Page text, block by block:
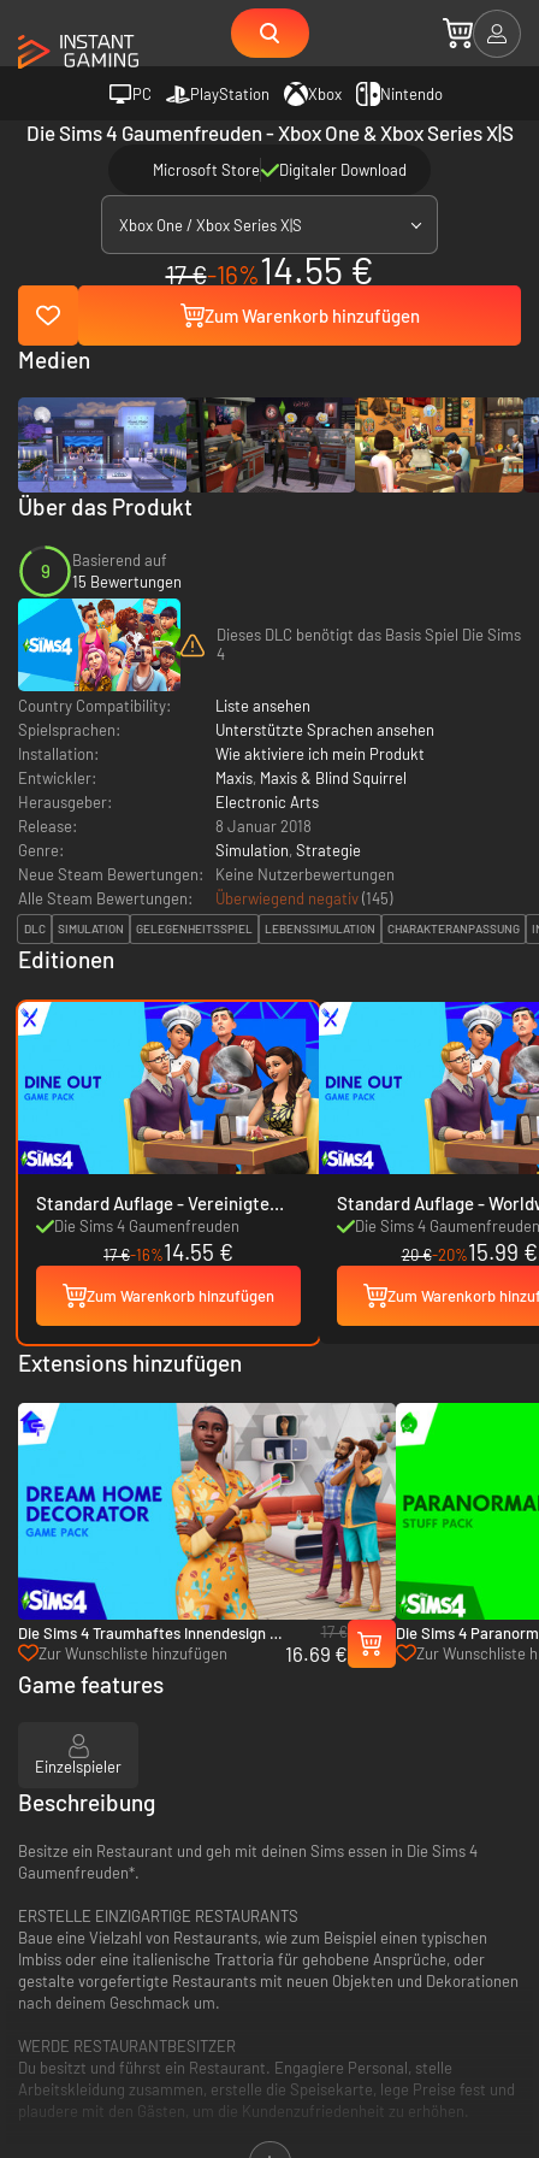
PC PlayStation Xbox Nintendo
Die Sims 4 Gaumenfreuden - Xbox One & Xbox Series X|S
Microsoft Store Digitaler Download
Xbox One / Xbox Series X|S
17 €-16%14.55 €
Zum Warenkorb hinzufügen
Über das Produkt
9
Basierend auf
15 Bewertungen
Dieses DLC benötigt das Basis Spiel Die Sims
4
Country Compatibility:
Liste ansehen
Spielsprachen:
Unterstützte Sprachen ansehen
Installation:
Wie aktiviere ich mein Produkt
Entwickler:
Maxis, Maxis & Blind Squirrel
Herausgeber:
Electronic Arts
Release:
8 Januar 2018
Genre:
Simulation, Strategie
Neue Steam Bewertungen:
Keine Nutzerbewertungen
Alle Steam Bewertungen:
Überwiegend negativ(145)
DLC SIMULATION GELEGENHEITSSPIEL LEBENSSIMULATION CHARAKTERANPASSUNG
Editionen
Standard Auflage - Vereinigte
Staaten
Die Sims 4 Gaumenfreuden
17 €-16%14.55 €
Zum Warenkorb hinzufügen
Standard Auflage
Die Sims 4 Gaumenfreuden
20 €-20%15.99 €
Zum Warenkorb
Extensions hinzufügen
Die Sims 4 Traumhaftes Innendesign -
Xbox One & Xbox Series X|S
Zur Wunschliste hinzufügen
17 €
16.69 €
Die Sims 4
Accessoires-Pack -
Series X|S
Zur Wunschliste
Medien
Game features
Einzelspieler
Beschreibung
Besitze ein Restaurant und geh mit deinen Sims essen in Die Sims 4
Gaumenfreuden*.
ERSTELLE EINZIGARTIGE RESTAURANTS
Baue eine Vielzahl von Restaurants, wie zum Beispiel einen typischen
Imbiss oder eine italienische Trattoria für gehobene Ansprüche, oder
gestalte vorgefertigte Restaurants mit neuen Objekten und Dekorationen
nach deinem Geschmack um.
WERDE RESTAURANTBESITZER
Du besitzt und führst ein Restaurant. Engagiere Personal, stelle
Arbeitskleidung zusammen, erstelle die Speisekarte, lege Preise fest und
plaudere mit den Gästen, um die Kundenzufriedenheit zu erhöhen.